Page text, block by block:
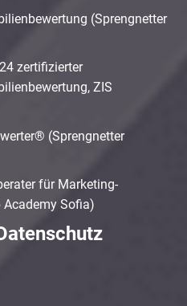
(Sprengnetter
zertifizierter
ZIS
(Sprengnetter
für Marketing-
Sofia)